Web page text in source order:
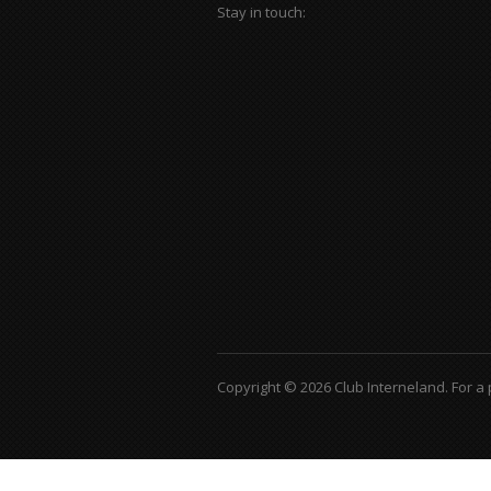
Stay in touch:
Copyright © 2026 Club Interneland. For a